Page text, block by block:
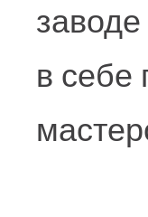
в себе